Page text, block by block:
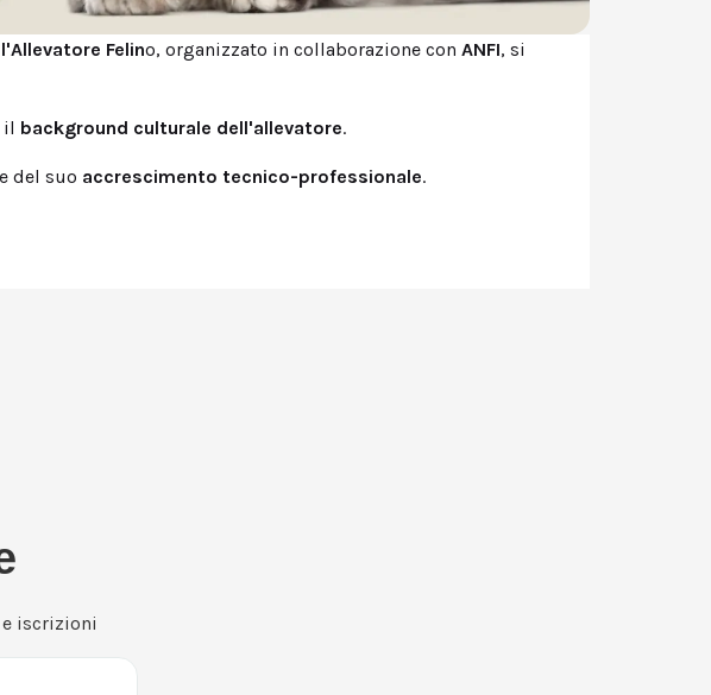
Felino, organizzato in collaborazione con ANFI, si
il background culturale dell'allevatore.
e del suo accrescimento tecnico-professionale.
iscrizioni